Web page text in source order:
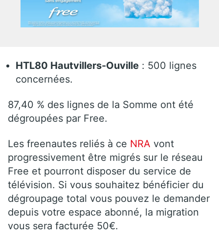
HTL80 Hautvillers-Ouville : 500 lignes
concernées.
87,40 % des lignes de la Somme ont été
dégroupées par Free.
Les freenautes reliés à ce NRA vont
progressivement être migrés sur le réseau
Free et pourront disposer du service de
télévision. Si vous souhaitez bénéficier du
dégroupage total vous pouvez le demander
depuis votre espace abonné, la migration
vous sera facturée 50€.